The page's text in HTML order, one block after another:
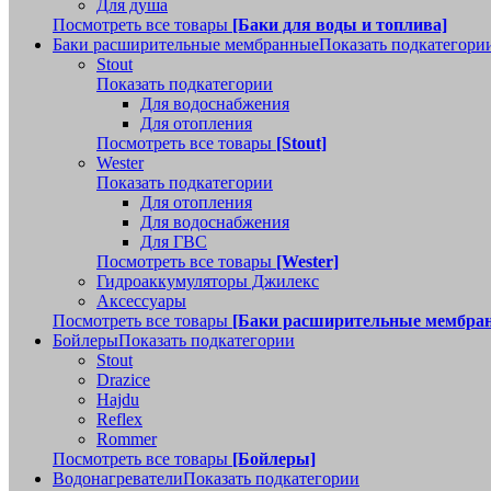
Для душа
Посмотреть все товары [Баки для воды и топлива]
Баки расширительные мембранныеПоказать
Stout
Показать подкатегории
Для водоснабжения
Для отопления
Посмотреть все товары [Stout]
Wester
Показать подкатегории
Для отопления
Для водоснабжения
Для ГВС
Посмотреть все товары [Wester]
Гидроаккумуляторы Джилекс
Аксессуары
Посмотреть все товары [Баки расширительные
БойлерыПоказать подкатегории
Stout
Drazice
Hajdu
Reflex
Rommer
Посмотреть все товары [Бойлеры]
ВодонагревателиПоказать подкатегории